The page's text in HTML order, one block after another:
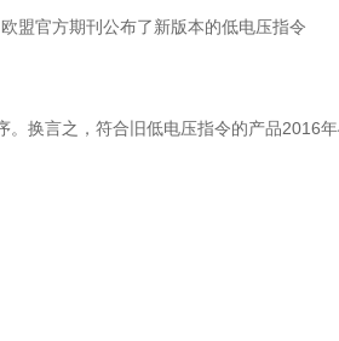
盟官方期刊公布了新版本的低电压指令
换言之，符合旧低电压指令的产品2016